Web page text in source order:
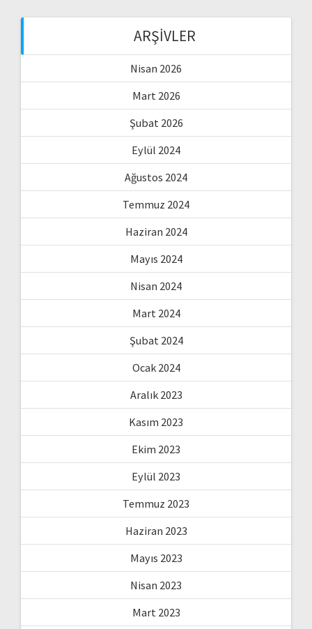
ARŞIVLER
Nisan 2026
Mart 2026
Şubat 2026
Eylül 2024
Ağustos 2024
Temmuz 2024
Haziran 2024
Mayıs 2024
Nisan 2024
Mart 2024
Şubat 2024
Ocak 2024
Aralık 2023
Kasım 2023
Ekim 2023
Eylül 2023
Temmuz 2023
Haziran 2023
Mayıs 2023
Nisan 2023
Mart 2023